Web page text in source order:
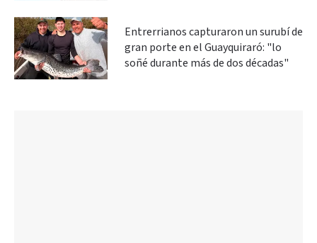
Entrerrianos capturaron un surubí de
gran porte en el Guayquiraró: "lo
soñé durante más de dos décadas"